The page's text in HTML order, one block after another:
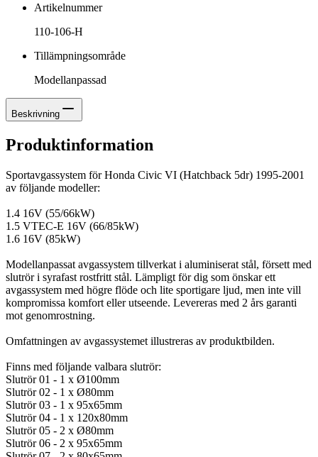
Artikelnummer
110-106-H
Tillämpningsområde
Modellanpassad
Beskrivning
Produktinformation
Sportavgassystem för Honda Civic VI (Hatchback 5dr) 1995-2001
av följande modeller:
1.4 16V (55/66kW)
1.5 VTEC-E 16V (66/85kW)
1.6 16V (85kW)
Modellanpassat avgassystem tillverkat i aluminiserat stål, försett med
slutrör i syrafast rostfritt stål. Lämpligt för dig som önskar ett
avgassystem med högre flöde och lite sportigare ljud, men inte vill
kompromissa komfort eller utseende. Levereras med 2 års garanti
mot genomrostning.
Omfattningen av avgassystemet illustreras av produktbilden.
Finns med följande valbara slutrör:
Slutrör 01 - 1 x Ø100mm
Slutrör 02 - 1 x Ø80mm
Slutrör 03 - 1 x 95x65mm
Slutrör 04 - 1 x 120x80mm
Slutrör 05 - 2 x Ø80mm
Slutrör 06 - 2 x 95x65mm